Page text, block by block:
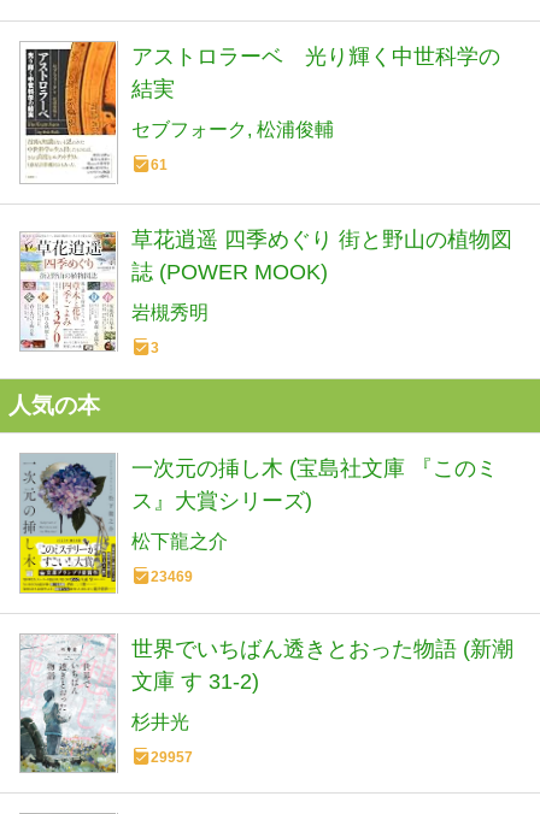
アストロラーベ 光り輝く中世科学の
結実
セブフォーク 松浦俊輔
61
草花逍遥 四季めぐり 街と野山の植物図
誌 (POWER MOOK)
岩槻秀明
3
人気の本
一次元の挿し木 (宝島社文庫 『このミ
ス』大賞シリーズ)
松下龍之介
23469
世界でいちばん透きとおった物語 (新潮
文庫 す 31-2)
杉井光
29957